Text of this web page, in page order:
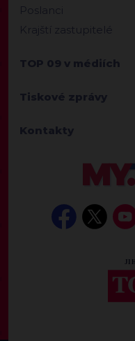
Poslanci
Krajští zastupitelé
TOP 09 v médiích
Tiskové zprávy
Kontakty